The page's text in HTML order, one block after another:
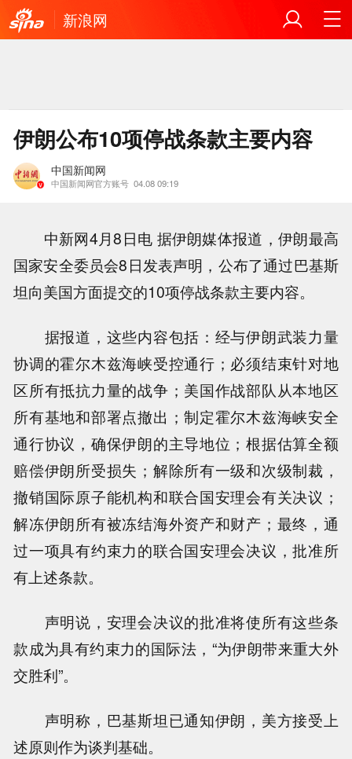
新浪网
伊朗公布10项停战条款主要内容
中国新闻网
中国新闻网官方账号 04.08 09:19
中新网4月8日电 据伊朗媒体报道，伊朗最高
国家安全委员会8日发表声明，公布了通过巴基斯
坦向美国方面提交的10项停战条款主要内容。
据报道，这些内容包括：经与伊朗武装力量
协调的霍尔木兹海峡受控通行；必须结束针对地
区所有抵抗力量的战争；美国作战部队从本地区
所有基地和部署点撤出；制定霍尔木兹海峡安全
通行协议，确保伊朗的主导地位；根据估算全额
赔偿伊朗所受损失；解除所有一级和次级制裁，
撤销国际原子能机构和联合国安理会有关决议；
解冻伊朗所有被冻结海外资产和财产；最终，通
过一项具有约束力的联合国安理会决议，批准所
有上述条款。
声明说，安理会决议的批准将使所有这些条
款成为具有约束力的国际法，“为伊朗带来重大外
交胜利”。
声明称，巴基斯坦已通知伊朗，美方接受上
述原则作为谈判基础。